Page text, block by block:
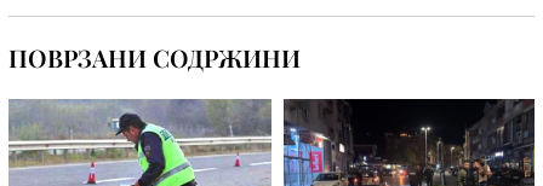
ПОВРЗАНИ СОДРЖИНИ